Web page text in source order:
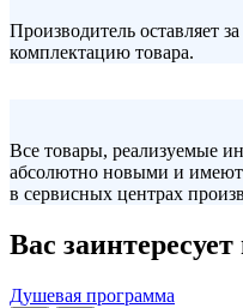
Производитель оставляет
комплектацию товара.
Все товары, реализуемые
абсолютно новыми и имеют
в сервисных центрах
Вас заинтересует
Душевая программа